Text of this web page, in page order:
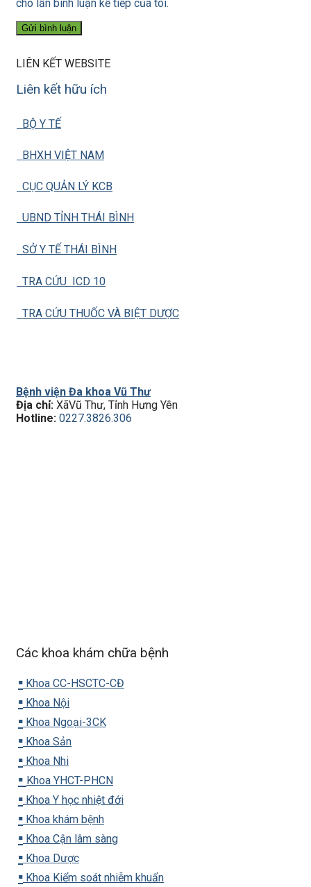
cho lần bình luận kế tiếp của tôi.
LIÊN KẾT WEBSITE
Liên kết hữu ích
BỘ Y TẾ
BHXH VIỆT NAM
CỤC QUẢN LÝ KCB
UBND TỈNH THÁI BÌNH
SỞ Y TẾ THÁI BÌNH
TRA CỨU ICD 10
TRA CỨU THUỐC VÀ BIỆT DƯỢC
Bệnh viện Đa khoa Vũ Thư
Địa chỉ: XãVũ Thư, Tỉnh Hưng Yên
Hotline: 0227.3826.306
Các khoa khám chữa bệnh
▪️ Khoa CC-HSCTC-CĐ
▪️ Khoa Nội
▪️ Khoa Ngoại-3CK
▪️ Khoa Sản
▪️ Khoa Nhi
▪️ Khoa YHCT-PHCN
▪️ Khoa Y học nhiệt đới
▪️ Khoa khám bệnh
▪️ Khoa Cận lâm sàng
▪️ Khoa Dược
▪️ Khoa Kiểm soát nhiễm khuẩn